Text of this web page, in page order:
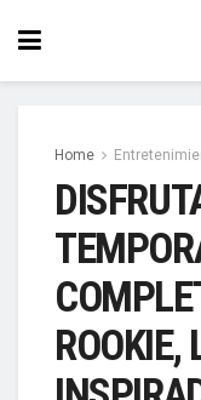
Home
ROOKIE,